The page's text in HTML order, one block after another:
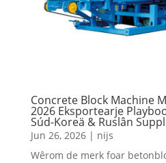
Concrete Block Machine
2026 Eksportearje
Súd-Koreä & Ruslân
Jun 26, 2026| nijs
Wêrom de merk foar